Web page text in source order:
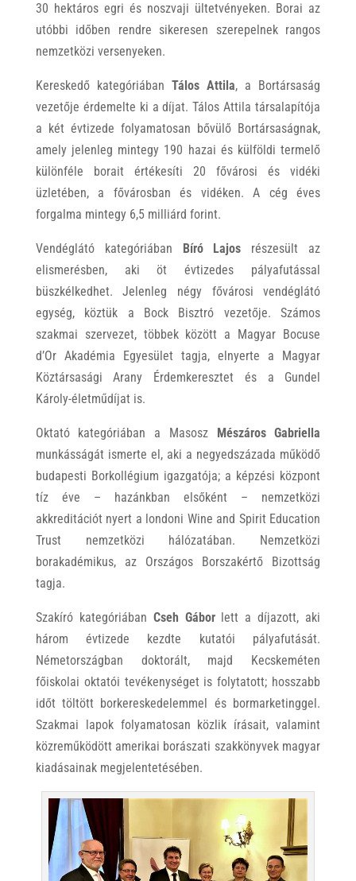
30 hektáros egri és noszvaji ültetvényeken. Borai az
utóbbi időben rendre sikeresen szerepelnek rangos
nemzetközi versenyeken.
Kereskedő kategóriában Tálos Attila, a Bortársaság
vezetője érdemelte ki a díjat. Tálos Attila társalapítója
a két évtizede folyamatosan bővülő Bortársaságnak,
amely jelenleg mintegy 190 hazai és külföldi termelő
különféle borait értékesíti 20 fővárosi és vidéki
üzletében, a fővárosban és vidéken. A cég éves
forgalma mintegy 6,5 milliárd forint.
Vendéglátó kategóriában Bíró Lajos részesült az
elismerésben, aki öt évtizedes pályafutással
büszkélkedhet. Jelenleg négy fővárosi vendéglátó
egység, köztük a Bock Bisztró vezetője. Számos
szakmai szervezet, többek között a Magyar Bocuse
d’Or Akadémia Egyesület tagja, elnyerte a Magyar
Köztársasági Arany Érdemkeresztet és a Gundel
Károly-életműdíjat is.
Oktató kategóriában a Masosz Mészáros Gabriella
munkásságát ismerte el, aki a negyedszázada működő
budapesti Borkollégium igazgatója; a képzési központ
tíz éve – hazánkban elsőként – nemzetközi
akkreditációt nyert a londoni Wine and Spirit Education
Trust nemzetközi hálózatában. Nemzetközi
borakadémikus, az Országos Borszakértő Bizottság
tagja.
Szakíró kategóriában Cseh Gáborlett a díjazott, aki
három évtizede kezdte kutatói pályafutását.
Németországban doktorált, majd Kecskeméten
főiskolai oktatói tevékenységet is folytatott; hosszabb
időt töltött borkereskedelemmel és bormarketinggel.
Szakmai lapok folyamatosan közlik írásait, valamint
közreműködött amerikai borászati szakkönyvek magyar
kiadásainak megjelentetésében.